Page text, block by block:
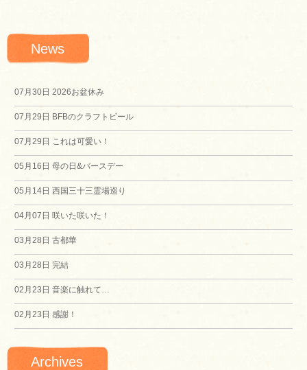
ナ
ビ
ー
シ
ン
News
07月30日 2026お盆休み
07月29日 BFBのクラフトビール
07月29日 これは可愛い！
05月16日 母の日&バースデー
05月14日 西国三十三霊場巡り
04月07日 咲いた咲いた！
03月28日 古都華
03月28日 完結
02月23日 音楽に触れて…
02月23日 感謝！
Archives